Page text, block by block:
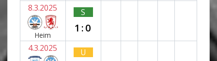
8.3.2025
Heim
S
1:0
4.3.2025 U